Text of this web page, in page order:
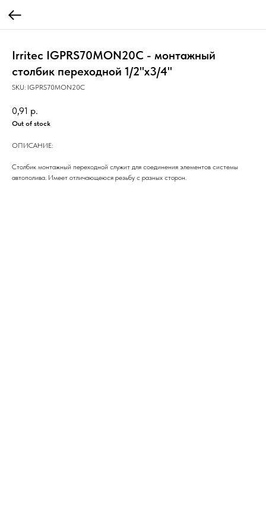
Irritec IGPRS70MON20C - монтажный
столбик переходной 1/2"х3/4"
SKU: IGPRS70MON20C
0,91 р.
Out of stock
ОПИСАНИЕ:
Столбик монтажный переходной служит для соединения элементов системы
автополива. Имеет отличающеюся резьбу с разных сторон.